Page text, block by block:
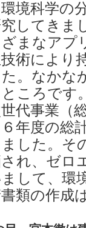
境科学の
してきま
ざまなアプ
術により
た。なかな
ところです
代事業（
６年度の総
ました。そ
れ、ゼロ
して、環
類の作成